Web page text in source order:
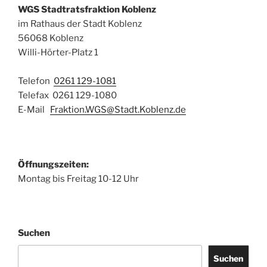
WGS Stadtratsfraktion Koblenz
im Rathaus der Stadt Koblenz
56068 Koblenz
Willi-Hörter-Platz 1
Telefon 0261 129-1081
Telefax 0261 129-1080
E-Mail Fraktion.WGS@Stadt.Koblenz.de
Öffnungszeiten:
Montag bis Freitag 10-12 Uhr
Suchen
Suchen